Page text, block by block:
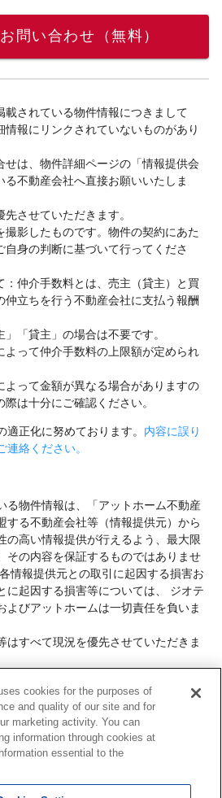
問い合わせ（無料）
載されている物件情報につきまして
情報にリンクされていないものがあり
せは、物件詳細ページの「情報提供会
る不動産会社へ直接お願いいたしま
させていただきます。
撮影したものです。物件の契約にあた
自身の判断に基づいて行ってくださ
：仲介手数料とは、売主（貸主）と買
仲立ちを行う不動産会社に支払う報酬
「貸主」の場合は不要です。
よって仲介手数料の上限額が定められ
よって金額が異なる場合がありますの
は十分にご確認ください。
正化に努めております。 内容に誤り
絡ください。
る物件情報は、「アットホーム不動産
する不動産会社等（情報提供元）から
の高い情報提供が行えるよう、最大限
その内容を保証するものではありませ
情報提供元との取引に起因する損害お
に起因する損害等については、 ジオテ
よびアットホームは一切責任を負いま
はすべて現況を優先させていただきま
各情報提供元より十分な説明を受け、
してください。
のご掲載、その他不動産業務ソリュー
会社様のお問合せはこちら からお願い
cookies for the purposes of
and quality of our site and for
marketing activity. You can
information through cookies at
essential to the